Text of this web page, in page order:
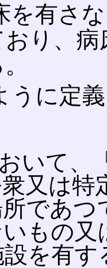
を有さ
おり、
うに定
いて、
又は特
であ
もの又
を有